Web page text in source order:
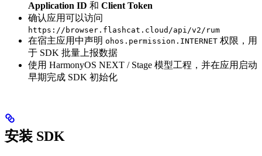
Application ID 和 Client Token
确认应用可以访问
https://browser.flashcat.cloud/api/v2/rum
在宿主应用中声明 ohos.permission.INTERNET 权限，用
于 SDK 批量上报数据
使用 HarmonyOS NEXT / Stage 模型工程，并在应用启动
早期完成 SDK 初始化
安装 SDK